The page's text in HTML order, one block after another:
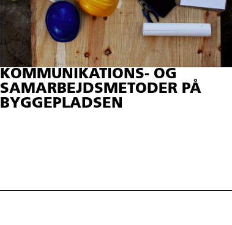
KOMMUNIKATIONS- OG
SAMARBEJDSMETODER PÅ
BYGGEPLADSEN